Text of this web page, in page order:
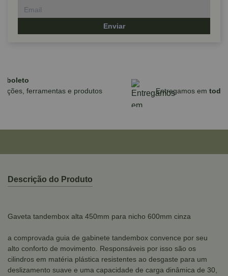
Enviar
Parcele em até 10x sem juros no cartão
para compras acima de R$590,00
Descrição do Produto
Gaveta tandembox alta 450mm para nicho 600mm cinza
a comprovada guia de gabinete tandembox convence por seu
alto conforto de movimento. Responsáveis por isso são os
cilindros em matéria plástica resistentes ao desgaste para um
deslizamento suave e uma capacidade de carga dinâmica de 30,